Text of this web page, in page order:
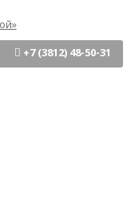
+7 (3812) 48-50-31